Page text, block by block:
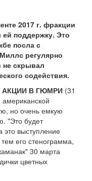
2017 г. фракции
поддержку. Это
посла с
регулярно
не скрывал
содействия.
В ГЮМРИ (31
но очень емкую
"Это будет
это выступление
его стенограмма,
30 марта
цветных